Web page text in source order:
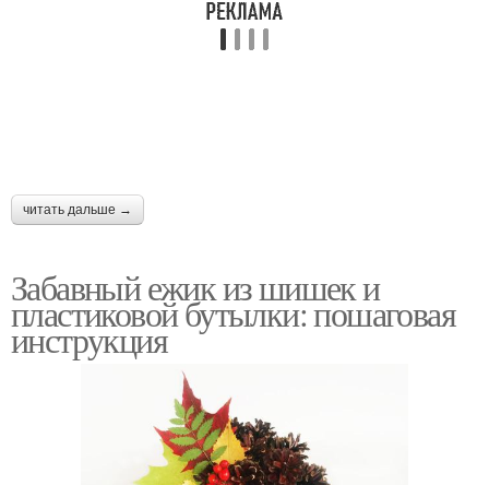
читать дальше →
Забавный ежик из шишек и
пластиковой бутылки: пошаговая
инструкция